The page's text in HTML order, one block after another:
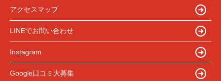
アクセスマップ
LINEでお問い合わせ
Instagram
Google口コミ大募集